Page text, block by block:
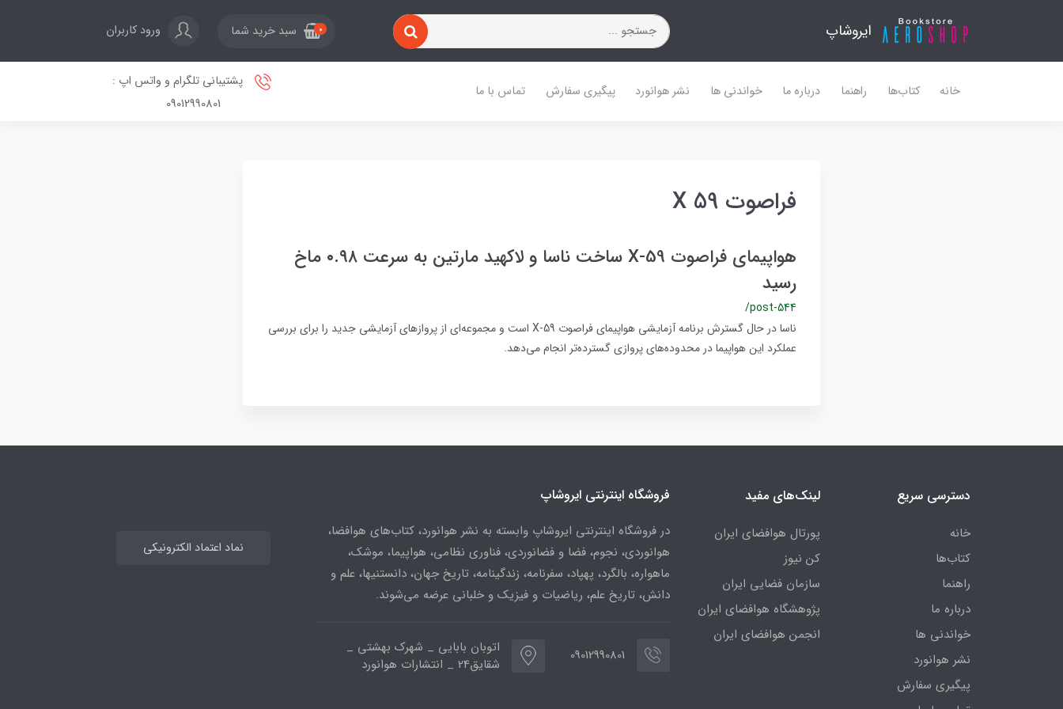
ایروشاپ 0 سبد خرید شما ورود کاربران
خانه کتاب‌ها راهنما درباره ما خواندنی ها نشر هوانورد پیگیری سفارش تماس با ما
پشتیبانی تلگرام و واتس اپ :
09012990801
فراصوت X 59
هواپیمای فراصوت X-59 ساخت ناسا و لاکهید مارتین به سرعت ۰.۹۸ ماخ
رسید
/post-544
ناسا در حال گسترش برنامه آزمایشی هواپیمای فراصوت X-59 است و مجموعه‌ای از پروازهای آزمایشی جدید را برای بررسی
عملکرد این هواپیما در محدوده‌های پروازی گسترده‌تر انجام می‌دهد.
دسترسی سریع
خانه
کتاب‌ها
راهنما
درباره ما
خواندنی ها
نشر هوانورد
پیگیری سفارش
لینک‌های مفید
پورتال هوافضای ایران
کن نیوز
سازمان فضایی ایران
پژوهشگاه هوافضای ایران
انجمن هوافضای ایران
فروشگاه اینترنتی ایروشاپ
در فروشگاه اینترنتی ایروشاپ وابسته به نشر هوانورد، کتاب‌های هوافضا،
هوانوردی، نجوم، فضا و فضانوردی، فناوری نظامی، هواپیما، موشک،
ماهواره، بالگرد، پهپاد، سفرنامه، زندگینامه، تاریخ جهان، دانستنیها، علم و
دانش، تاریخ علم، ریاضیات و فیزیک و خلبانی عرضه می‌شوند.
09012990801
اتوبان بابایی _ شهرک بهشتی _
شقایق24 _ انتشارات هوانورد
نماد اعتماد الکترونیکی